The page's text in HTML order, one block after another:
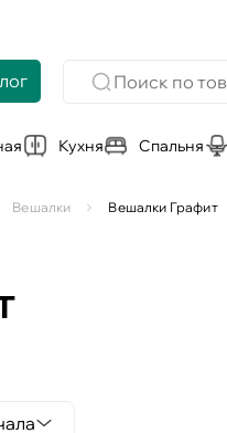
Кухня Спальня
Вешалки Вешалки Графит